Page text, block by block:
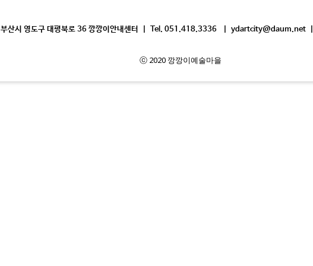
부산시 영도구 대평북로 36 깡깡이안내센터 | Tel. 051.418.3336 | ydartcity@daum.net |
ⓒ 2020 깡깡이예술마을